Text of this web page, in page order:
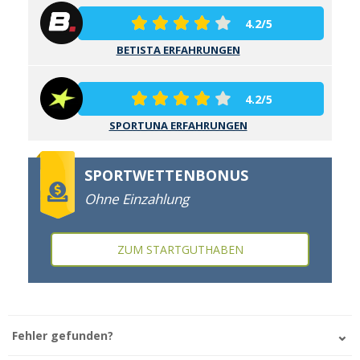
4.2/5
BETISTA ERFAHRUNGEN
4.2/5
SPORTUNA ERFAHRUNGEN
SPORTWETTENBONUS
Ohne Einzahlung
ZUM STARTGUTHABEN
Fehler gefunden?